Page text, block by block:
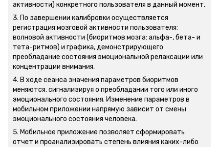
активности) конкретного пользователя в данный момент.
3. По завершении калибровки осуществляется
регистрация мозговой активности пользователя:
волновой активности (биоритмов мозга: альфа-, бета- и
тета-ритмов) и графика, демонстрирующего
преобладание состояния эмоциональной релаксации или
концентрации внимания.
4. В ходе сеанса значения параметров биоритмов
меняются, сигнализируя о преобладании того или иного
эмоционального состояния. Изменение параметров в
мобильном приложении напрямую зависит от смены
эмоционального состояния человека.
5. Мобильное приложение позволяет сформировать
отчет и проанализировать степень влияния каких-либо